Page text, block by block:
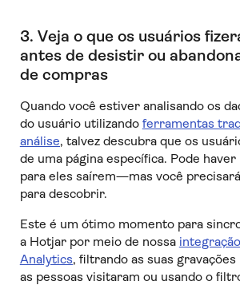
3. Veja o que os usuários
antes de desistir ou
de compras
Quando você estiver analisando os
do usuário utilizando ferramentas
análise, talvez descubra que os
de uma página específica. Pode
para eles saírem—mas você
para descobrir.
Este é um ótimo momento para
a Hotjar por meio de nossa
Analytics, filtrando as suas
as pessoas visitaram ou usando o